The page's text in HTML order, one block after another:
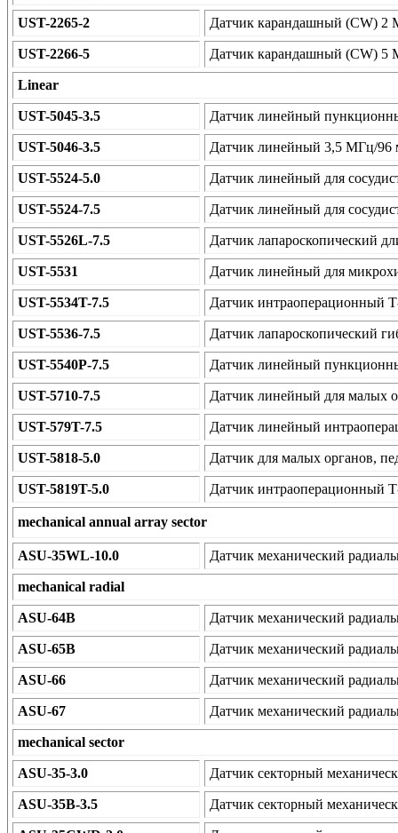
UST-2265-2 Датчик карандашный (CW) 2
UST-2266-5 Датчик карандашный (CW) 5
Linear
UST-5045-3.5 Датчик линейный
UST-5046-3.5 Датчик линейный 3,5 МГц/96
UST-5524-5.0 Датчик линейный для
UST-5524-7.5 Датчик линейный для
UST-5526L-7.5 Датчик лапароскопический
UST-5531 Датчик линейный для
UST-5534T-7.5 Датчик интраоперационный
UST-5536-7.5 Датчик лапароскопический
UST-5540P-7.5 Датчик линейный
UST-5710-7.5 Датчик линейный для малых
UST-579T-7.5 Датчик линейный
UST-5818-5.0 Датчик для малых органов,
UST-5819T-5.0 Датчик интраоперационный
mechanical annual array sector
ASU-35WL-10.0 Датчик механический
mechanical radial
ASU-64B Датчик механический
ASU-65B Датчик механический
ASU-66 Датчик механический
ASU-67 Датчик механический
mechanical sector
ASU-35-3.0 Датчик секторный
ASU-35B-3.5 Датчик секторный